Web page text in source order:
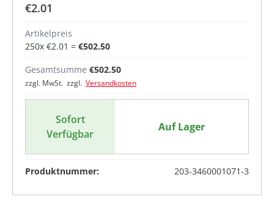
€2.01
Artikelpreis
250x €2.01 = €502.50
Gesamtsumme €502.50
zzgl. MwSt. zzgl. Versandkosten
Sofort
Verfügbar
Auf Lager
Produktnummer: 203-3460001071-3